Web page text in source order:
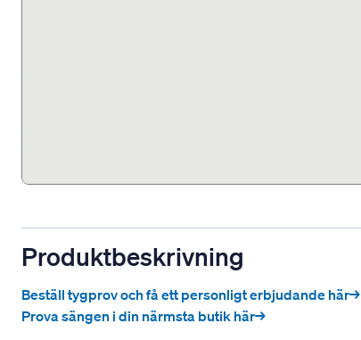
Produktbeskrivning
Beställ tygprov och få ett personligt erbjudande här→
Prova sängen i din närmsta butik här→